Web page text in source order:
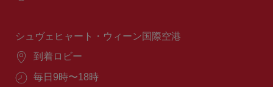
間：
シュヴェヒャート・ウィーン国際空港
場
到着ロビー
営
毎日9時〜18時